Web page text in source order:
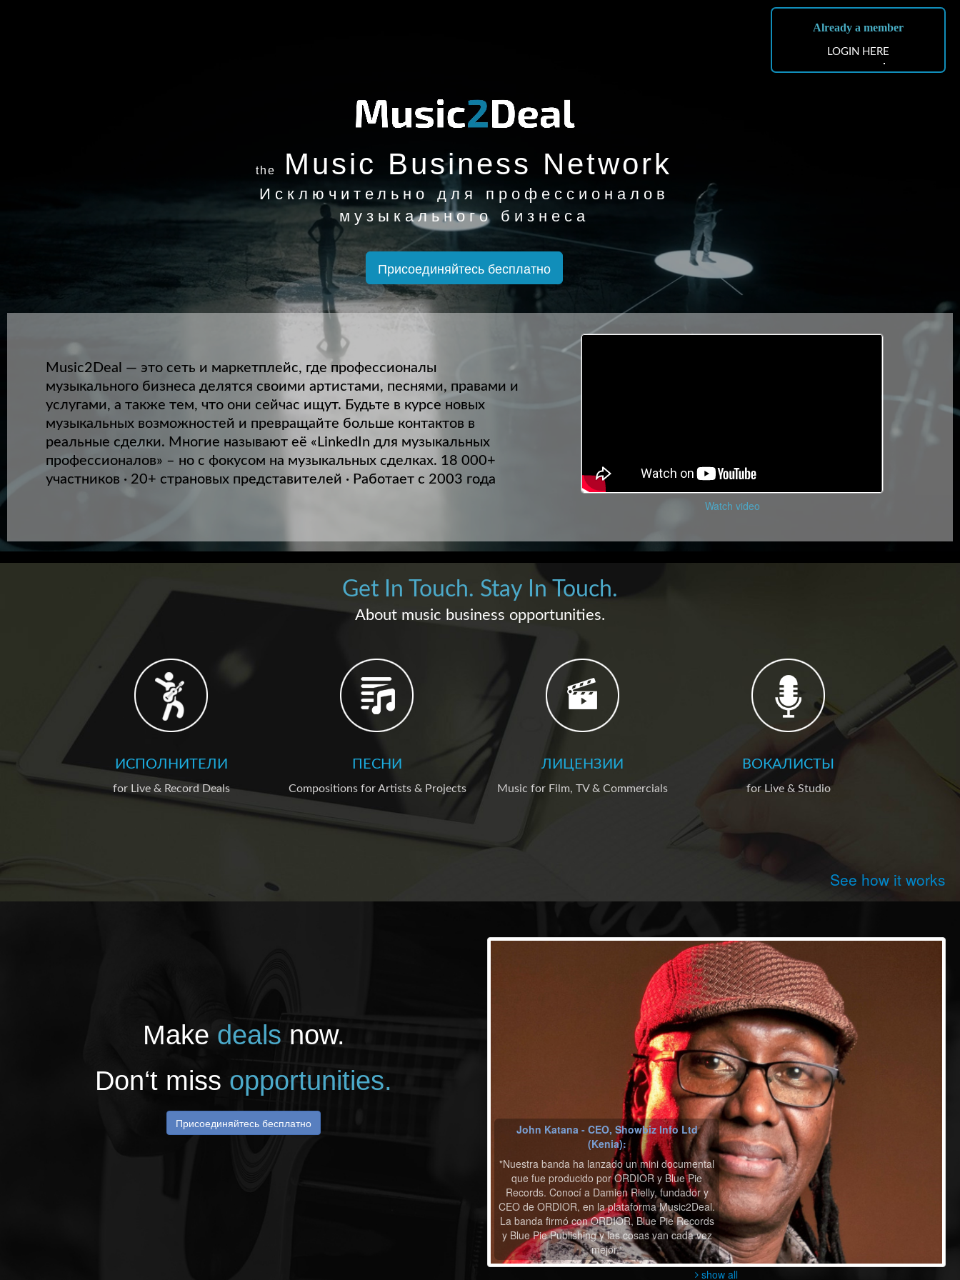
Already a member
LOGIN HERE
the Music Business Network
Исключительно для профессионалов
музыкального бизнеса
Присоединяйтесь бесплатно
Music2Deal — это сеть и маркетплейс, где профессионалы
музыкального бизнеса делятся своими артистами, песнями, правами и
услугами, а также тем, что они сейчас ищут. Будьте в курсе новых
музыкальных возможностей и превращайте больше контактов в
реальные сделки. Многие называют её «LinkedIn для музыкальных
профессионалов» – но с фокусом на музыкальных сделках. 18 000+
участников · 20+ страновых представителей · Работает с 2003 года
Watch video
Get In Touch. Stay In Touch.
About music business opportunities.
ИСПОЛНИТЕЛИ
for Live & Record Deals
ПЕСНИ
Compositions for Artists & Projects
ЛИЦЕНЗИИ
Music for Film, TV & Commercials
ВОКАЛИСТЫ
for Live & Studio
See how it works
Make deals now.
Don‘t miss opportunities.
Присоединяйтесь бесплатно
John Katana - CEO, Showbiz Info Ltd
(Kenia):
"Nuestra banda ha lanzado un mini documental
que fue producido por ORDIOR y Blue Pie
Records. Conocí a Damien Rielly, fundador y
CEO de ORDIOR, en la plataforma Music2Deal.
La banda firmó con ORDIOR, Blue Pie Records
y Blue Pie Publishing y las cosas van cada vez
mejor."
show all